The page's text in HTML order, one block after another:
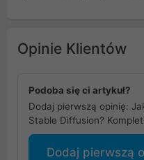
Opinie Klientów
Podoba się ci artykuł?
Dodaj pierwszą opinię:
Stable Diffusion?
Dodaj pierwszą